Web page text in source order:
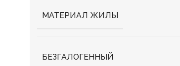
МАТЕРИАЛ ЖИЛЫ
БЕЗГАЛОГЕННЫЙ